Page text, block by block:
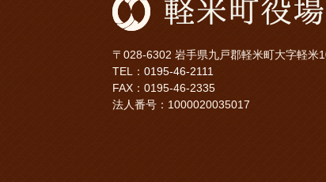
〒028-6302 岩手県九戸郡軽米町大字軽米
TEL： 0195-46-2111
FAX：0195-46-2335
法人番号：1000020035017